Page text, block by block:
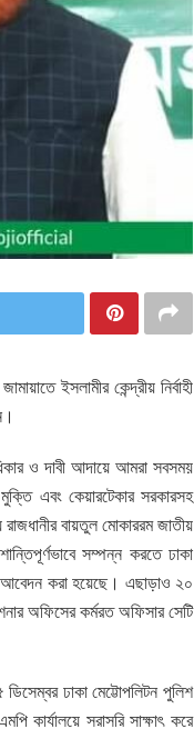
ইসলামীর কেন্দ্রীয় নির্বাহী
ও দাবী আদায়ে আমরা সবসময়
এবং কেয়ারটেকার সরকারসহ
বায়তুল মোকাররম জাতীয়
সম্পন্ন করতে ঢাকা
আবেদন করা হয়েছে। এছাড়াও ২০
অফিসের কর্মরত অফিসার সেটি
ঢাকা মেট্টোপলিটন পুলিশ
কার্যালয়ে সরাসরি সাক্ষাৎ করে